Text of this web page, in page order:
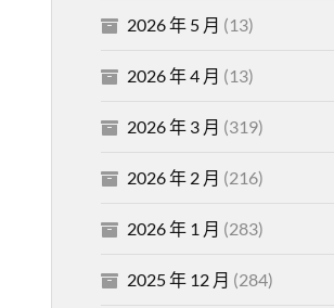
2026 年 5 月 (13)
2026 年 4 月 (13)
2026 年 3 月 (319)
2026 年 2 月 (216)
2026 年 1 月 (283)
2025 年 12 月 (284)